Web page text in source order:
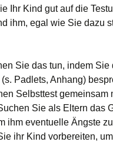
Ihr Kind gut auf die
ihm, egal wie Sie dazu
Sie das tun, indem Sie
Padlets, Anhang)
Selbsttest gemeinsam
Sie als Eltern das
ihm eventuelle Ängste
ihr Kind vorbereiten,